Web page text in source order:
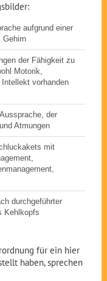
aufgrund einer
Gehirn
der Fähigkeit zu
Motorik,
Intellekt vorhanden
der
Atmungen
mit
durchgeführter
Kehlkopfs
für ein hier
haben, sprechen